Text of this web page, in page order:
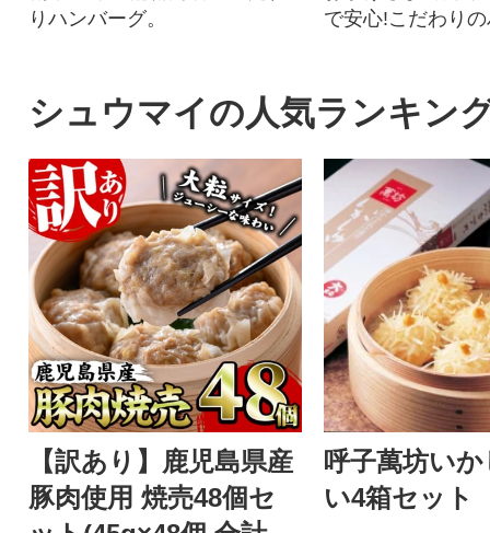
りハンバーグ。
で安心!こだわり
シュウマイの人気ランキン
【訳あり】鹿児島県産
豚肉使用 焼売48個セ
呼子萬坊い
い4箱セット